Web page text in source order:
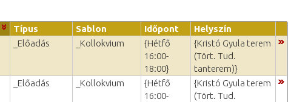
Típus Sablon Időpont
Helyszín
_Előadás _Kollokvium
{Hétfő
16:00-
18:00}
{Kristó Gyula terem
(Tört. Tud.
tanterem)}
_Előadás _Kollokvium
{Hétfő
16:00-
{Kristó Gyula terem
(Tört. Tud.